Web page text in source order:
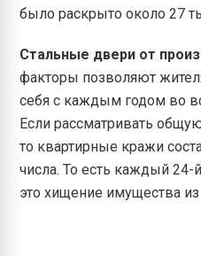
было раскрыто около 27
Стальные двери от
факторы позволяют
себя с каждым годом во
Если рассматривать
то квартирные кражи
числа. То есть каждый
это хищение имущества из